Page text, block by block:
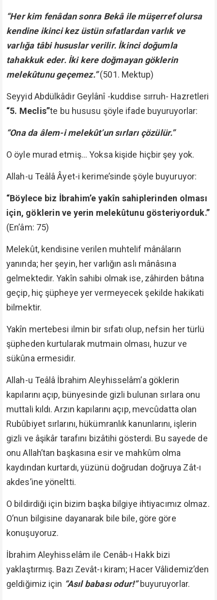
“Her kim fenâdan sonra Bekâ ile müşerref olursa
kendine ikinci kez üstün sıfatlardan varlık ve
varlığa tâbi hususlar verilir. İkinci doğumla
tahakkuk eder. İki kere doğmayan göklerin
melekûtunu geçemez.”(501. Mektup)
Seyyid Abdülkâdir Geylânî -kuddise sırruh- Hazretleri
“5. Meclis”te bu hususu şöyle ifade buyuruyorlar:
“Ona da âlem-i melekût’un sırları çözülür.”
O öyle murad etmiş... Yoksa kişide hiçbir şey yok.
Allah-u Teâlâ Âyet-i kerime’sinde şöyle buyuruyor:
“Böylece biz İbrahim’e yakîn sahiplerinden olması
için, göklerin ve yerin melekûtunu gösteriyorduk.”
(En’âm: 75)
Melekût, kendisine verilen muhtelif mânâların
yanında; her şeyin, her varlığın aslı mânâsına
gelmektedir. Yakîn sahibi olmak ise, zâhirden bâtına
geçip, hiç şüpheye yer vermeyecek şekilde hakikati
bilmektir.
Yakîn mertebesi ilmin bir sıfatı olup, nefsin her türlü
şüpheden kurtularak mutmain olması, huzur ve
sükûna ermesidir.
Allah-u Teâlâ İbrahim Aleyhisselâm’a göklerin
kapılarını açıp, bünyesinde gizli bulunan sırlara onu
muttali kıldı. Arzın kapılarını açıp, mevcûdatta olan
Rubûbiyet sırlarını, hükümranlık kanunlarını, işlerin
gizli ve âşikâr tarafını bizâtihi gösterdi. Bu sayede de
onu Allah’tan başkasına esir ve mahkûm olma
kaydından kurtardı, yüzünü doğrudan doğruya Zât-ı
akdes’ine yöneltti.
O bildirdiği için bizim başka bilgiye ihtiyacımız olmaz.
O’nun bilgisine dayanarak bile bile, göre göre
konuşuyoruz.
İbrahim Aleyhisselâm ile Cenâb-ı Hakk bizi
yaklaştırmış. Bazı Zevât-ı kiram; Hacer Vâlidemiz’den
geldiğimiz için “Asıl babası odur!”buyuruyorlar.